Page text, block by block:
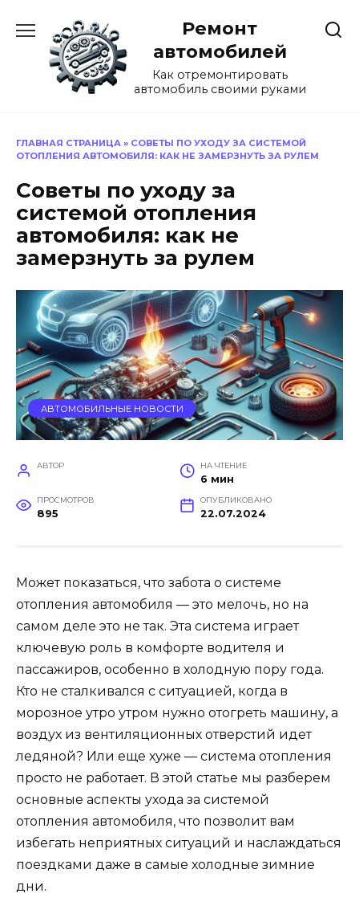
содержанию
Ремонт
автомобилей
Как отремонтировать
автомобиль своими руками
ГЛАВНАЯ СТРАНИЦА » СОВЕТЫ ПО УХОДУ ЗА СИСТЕМОЙ
ОТОПЛЕНИЯ АВТОМОБИЛЯ: КАК НЕ ЗАМЕРЗНУТЬ ЗА РУЛЕМ
Советы по уходу за
системой отопления
автомобиля: как не
замерзнуть за рулем
АВТОМОБИЛЬНЫЕ НОВОСТИ
АВТОР НА ЧТЕНИЕ
6 мин
ПРОСМОТРОВ
895
ОПУБЛИКОВАНО
22.07.2024
Может показаться, что забота о системе
отопления автомобиля — это мелочь, но на
самом деле это не так. Эта система играет
ключевую роль в комфорте водителя и
пассажиров, особенно в холодную пору года.
Кто не сталкивался с ситуацией, когда в
морозное утро утром нужно отогреть машину, а
воздух из вентиляционных отверстий идет
ледяной? Или еще хуже — система отопления
просто не работает. В этой статье мы разберем
основные аспекты ухода за системой
отопления автомобиля, что позволит вам
избегать неприятных ситуаций и наслаждаться
поездками даже в самые холодные зимние
дни.